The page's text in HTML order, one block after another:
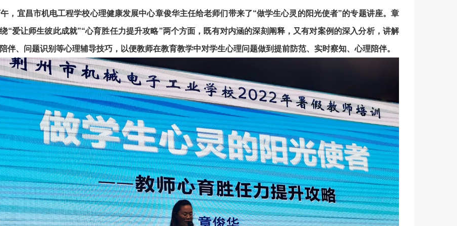
，宜昌市机电工程学校心理健康发展中心章俊华主任给老师们带来了“做学生心灵的阳光使者”的专题讲座。章
“爱让师生彼此成就”“心育胜任力提升攻略”两个方面，既有对内涵的深刻阐释，又有对案例的深入分析，讲解
伴、问题识别等心理辅导技巧，以便教师在教育教学中对学生心理问题做到提前防范、实时察知、心理陪伴。